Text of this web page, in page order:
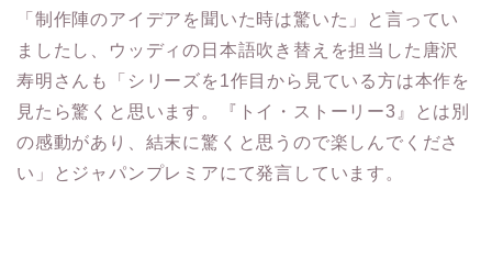
「制作陣のアイデアを聞いた時は驚いた」と言ってい
ましたし、ウッディの日本語吹き替えを担当した唐沢
寿明さんも「シリーズを1作目から見ている方は本作を
見たら驚くと思います。『トイ・ストーリー3』とは別
の感動があり、結末に驚くと思うので楽しんでくださ
い」とジャパンプレミアにて発言しています。